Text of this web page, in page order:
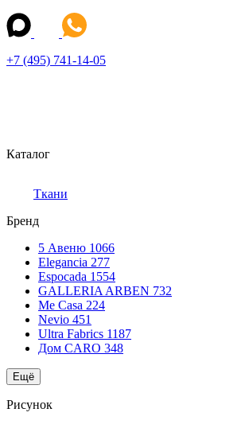
+7 (495) 741-14-05
Каталог
Ткани
Бренд
5 Авеню 1066
Elegancia 277
Espocada 1554
GALLERIA ARBEN 732
Me Casa 224
Nevio 451
Ultra Fabrics 1187
Дом CARO 348
Ещё
Рисунок